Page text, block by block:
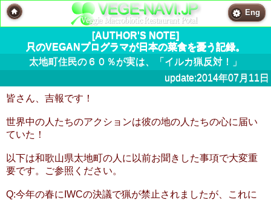
Eng
[AUTHOR'S NOTE]
只のVEGANプログラマが日本の菜食を憂う記録。
太地町住民の６０％が実は、「イルカ猟反対！」
update:2014年07月11日
皆さん、吉報です！
世界中の人たちのアクションは彼の地の人たちの心に届い
ていた！
以下は和歌山県太地町の人に以前お聞きした事項で大変重
要です。ご参照ください。
Q:今年の春にIWCの決議で猟が禁止されましたが、これに